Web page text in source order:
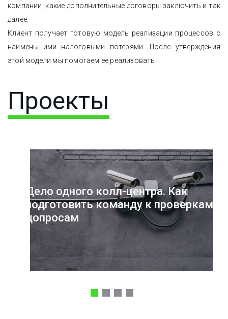
компании, какие дополнительные договоры заключить и так
далее.
Клиент получает готовую модель реализации процессов с
наименьшими налоговыми потерями. После утверждения
этой модели мы помогаем ее реализовать.
Проекты
Дело одного колл-центра. Как
подготовить команду к проверкам и
допросам